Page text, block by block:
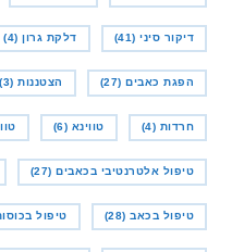
דיקור סיני (41) דלקת גרון (4)
הפגת כאבים (27) הצטננות (3)
חרדות (4) טווינא (6)
טיפול אלטרנטיבי בכאבים (27)
טיפול בכאב (28) טיפול